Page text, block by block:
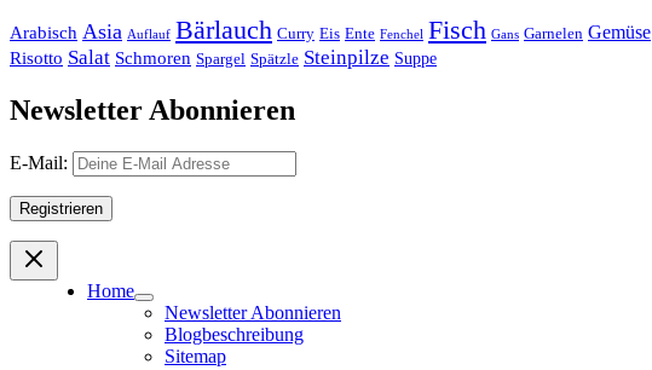
Arabisch Asia Auflauf Bärlauch Curry Eis Ente Fenchel Fisch Gans Garnelen Gemüse
Risotto Salat Schmoren Spargel Spätzle Steinpilze Suppe
Newsletter Abonnieren
E-Mail:
Home
Newsletter Abonnieren
Blogbeschreibung
Sitemap